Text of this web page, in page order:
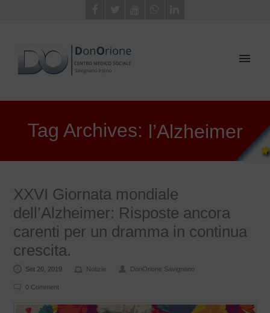
Tag Archives: l’Alzheimer
XXVI Giornata mondiale
dell’Alzheimer: Risposte ancora
carenti per un dramma in continua
crescita.
Set 20, 2019 Notizie DonOrione Savignano
0 Comment